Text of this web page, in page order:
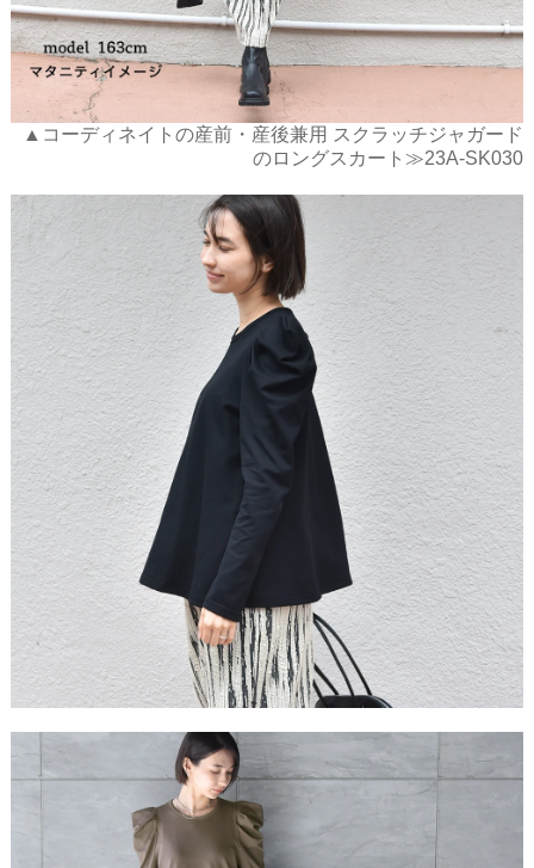
▲コーディネイトの産前・産後兼用 スクラッチジャガード
のロングスカート≫23A-SK030